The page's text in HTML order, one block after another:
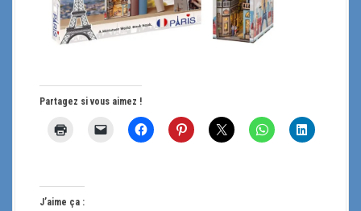
Partagez si vous aimez !
J’aime ça :